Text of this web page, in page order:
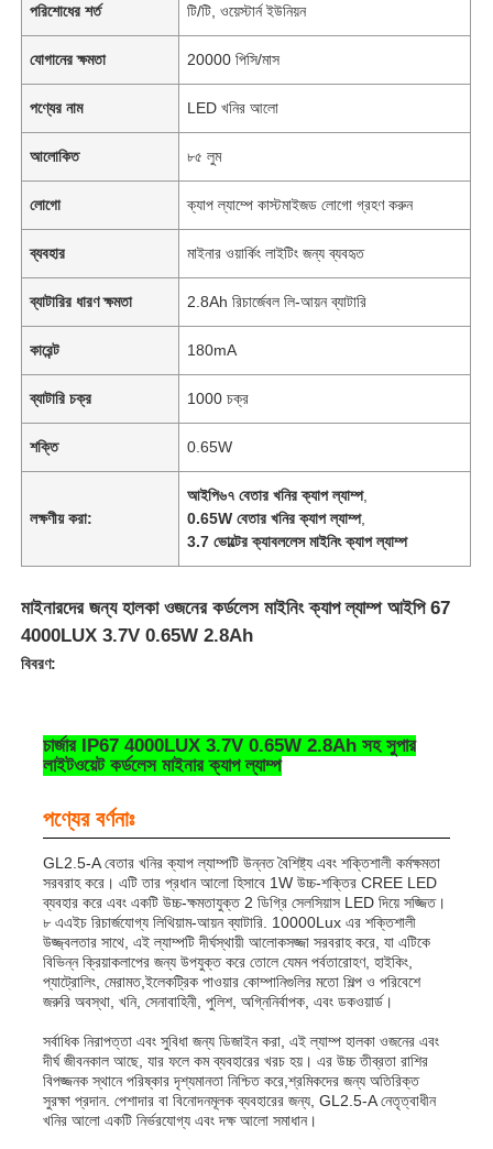
বাড়ি
পরিশোধের শর্ত টি/টি, ওয়েস্টার্ন ইউনিয়ন
যোগানের ক্ষমতা 20000 পিসি/মাস
পণ্যের নাম LED খনির আলো
আলোকিত ৮৫ লুম
লোগো ক্যাপ ল্যাম্পে কাস্টমাইজড লোগো গ্রহণ করুন
ব্যবহার মাইনার ওয়ার্কিং লাইটিং জন্য ব্যবহৃত
ব্যাটারির ধারণ ক্ষমতা 2.8Ah রিচার্জেবল লি-আয়ন ব্যাটারি
কারেন্ট 180mA
ব্যাটারি চক্র 1000 চক্র
শক্তি 0.65W
লক্ষণীয় করা:
আইপি৬৭ বেতার খনির ক্যাপ ল্যাম্প,
0.65W বেতার খনির ক্যাপ ল্যাম্প,
3.7 ভোল্টের ক্যাবললেস মাইনিং ক্যাপ ল্যাম্প
মাইনারদের জন্য হালকা ওজনের কর্ডলেস মাইনিং ক্যাপ ল্যাম্প আইপি 67
4000LUX 3.7V 0.65W 2.8Ah
বিবরণ:
চার্জার IP67 4000LUX 3.7V 0.65W 2.8Ah সহ সুপার
লাইটওয়েট কর্ডলেস মাইনার ক্যাপ ল্যাম্প
পণ্যের বর্ণনাঃ
GL2.5-A বেতার খনির ক্যাপ ল্যাম্পটি উন্নত বৈশিষ্ট্য এবং শক্তিশালী কর্মক্ষমতা
সরবরাহ করে। এটি তার প্রধান আলো হিসাবে 1W উচ্চ-শক্তির CREE LED
ব্যবহার করে এবং একটি উচ্চ-ক্ষমতাযুক্ত 2 ডিগ্রি সেলসিয়াস LED দিয়ে সজ্জিত।
৮ এএইচ রিচার্জযোগ্য লিথিয়াম-আয়ন ব্যাটারি. 10000Lux এর শক্তিশালী
উজ্জ্বলতার সাথে, এই ল্যাম্পটি দীর্ঘস্থায়ী আলোকসজ্জা সরবরাহ করে, যা এটিকে
বিভিন্ন ক্রিয়াকলাপের জন্য উপযুক্ত করে তোলে যেমন পর্বতারোহণ, হাইকিং,
প্যাট্রোলিং, মেরামত,ইলেকট্রিক পাওয়ার কোম্পানিগুলির মতো শিল্প ও পরিবেশে
জরুরি অবস্থা, খনি, সেনাবাহিনী, পুলিশ, অগ্নিনির্বাপক, এবং ডকওয়ার্ড।
সর্বাধিক নিরাপত্তা এবং সুবিধা জন্য ডিজাইন করা, এই ল্যাম্প হালকা ওজনের এবং
দীর্ঘ জীবনকাল আছে, যার ফলে কম ব্যবহারের খরচ হয়। এর উচ্চ তীব্রতা রাশির
বিপজ্জনক স্থানে পরিষ্কার দৃশ্যমানতা নিশ্চিত করে,শ্রমিকদের জন্য অতিরিক্ত
সুরক্ষা প্রদান. পেশাদার বা বিনোদনমূলক ব্যবহারের জন্য, GL2.5-A নেতৃত্বাধীন
খনির আলো একটি নির্ভরযোগ্য এবং দক্ষ আলো সমাধান।